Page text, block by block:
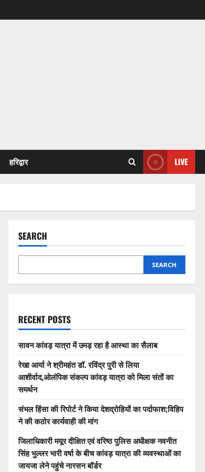
हरिद्वार LIVE
SEARCH
SEARCH
RECENT POSTS
सावन कांवड़ यात्रा में उमड़ रहा है आस्था का सैलाब
रेखा आर्या ने श्रीमहंत डॉ. रविंद्र पुरी से लिया
आशीर्वाद,ओलंपिक संकल्प कांवड़ यात्रा को मिला संतों का
समर्थन
संभल हिंसा की रिपोर्ट ने किया देशद्रोहियों का पर्दाफाश;विहिप
ने की कठोर कार्यवाही की मांग
जिलाधिकारी मयूर दीक्षित एवं वरिष्ठ पुलिस अधीक्षक नवनीत
सिंह भुल्लर भारी वर्षा के बीच कांवड़ यात्रा की व्यवस्थाओं का
जायजा लेने पहुंचे नारसन बॉर्डर